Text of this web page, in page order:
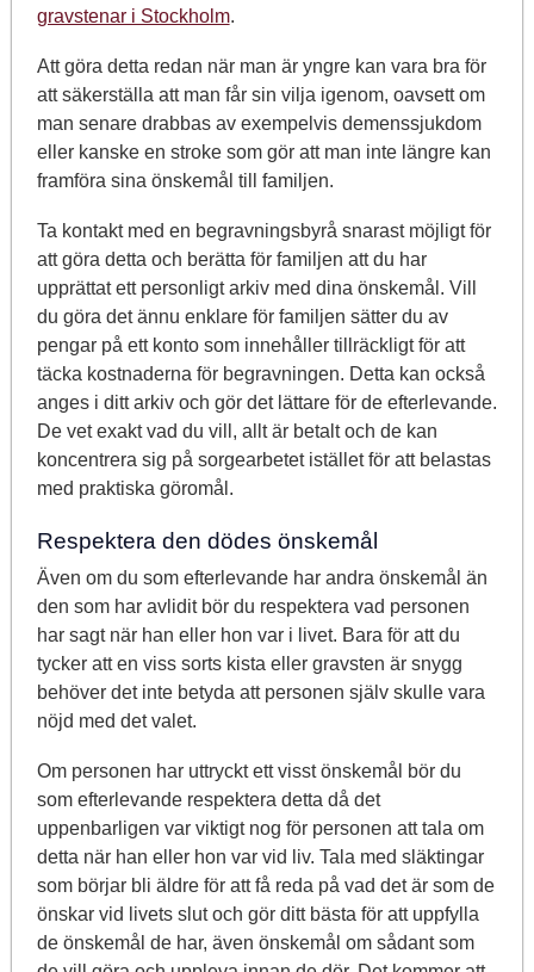
gravstenar i Stockholm.
Att göra detta redan när man är yngre kan vara bra för
att säkerställa att man får sin vilja igenom, oavsett om
man senare drabbas av exempelvis demenssjukdom
eller kanske en stroke som gör att man inte längre kan
framföra sina önskemål till familjen.
Ta kontakt med en begravningsbyrå snarast möjligt för
att göra detta och berätta för familjen att du har
upprättat ett personligt arkiv med dina önskemål. Vill
du göra det ännu enklare för familjen sätter du av
pengar på ett konto som innehåller tillräckligt för att
täcka kostnaderna för begravningen. Detta kan också
anges i ditt arkiv och gör det lättare för de efterlevande.
De vet exakt vad du vill, allt är betalt och de kan
koncentrera sig på sorgearbetet istället för att belastas
med praktiska göromål.
Respektera den dödes önskemål
Även om du som efterlevande har andra önskemål än
den som har avlidit bör du respektera vad personen
har sagt när han eller hon var i livet. Bara för att du
tycker att en viss sorts kista eller gravsten är snygg
behöver det inte betyda att personen själv skulle vara
nöjd med det valet.
Om personen har uttryckt ett visst önskemål bör du
som efterlevande respektera detta då det
uppenbarligen var viktigt nog för personen att tala om
detta när han eller hon var vid liv. Tala med släktingar
som börjar bli äldre för att få reda på vad det är som de
önskar vid livets slut och gör ditt bästa för att uppfylla
de önskemål de har, även önskemål om sådant som